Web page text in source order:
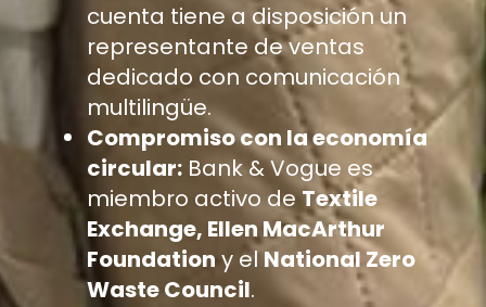
cuenta tiene a disposición un
representante de ventas
dedicado con comunicación
multilingüe.
Compromiso con la economía
circular: Bank & Vogue es
miembro activo deTextile
Exchange, Ellen MacArthur
Foundation y elNational Zero
Waste Council.